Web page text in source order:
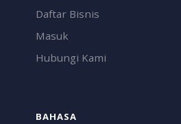
Daftar Bisnis
Masuk
Hubungi Kami
BAHASA